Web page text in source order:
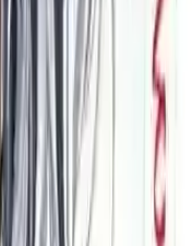
Yorumları